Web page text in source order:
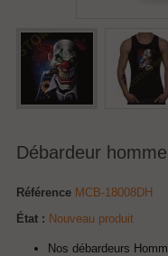
Débardeur
Référence MCB-18008DH
État : Nouveau produit
Nos débardeurs